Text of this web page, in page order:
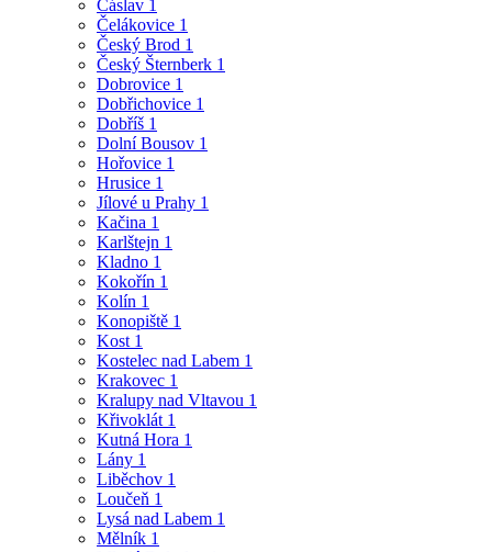
Čáslav 1
Čelákovice 1
Český Brod 1
Český Šternberk 1
Dobrovice 1
Dobřichovice 1
Dobříš 1
Dolní Bousov 1
Hořovice 1
Hrusice 1
Jílové u Prahy 1
Kačina 1
Karlštejn 1
Kladno 1
Kokořín 1
Kolín 1
Konopiště 1
Kost 1
Kostelec nad Labem 1
Krakovec 1
Kralupy nad Vltavou 1
Křivoklát 1
Kutná Hora 1
Lány 1
Liběchov 1
Loučeň 1
Lysá nad Labem 1
Mělník 1